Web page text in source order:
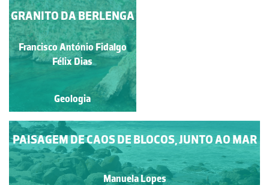
GRANITO
PORFIRÓIDE
Carlos Pereira
Geologia
PAISAGEM DE CAOS DE BLOCOS, JUNTO AO MAR
Manuela Lopes
GRANITO DA BERLENGA
Francisco António Fidalgo
Félix Dias
Geologia